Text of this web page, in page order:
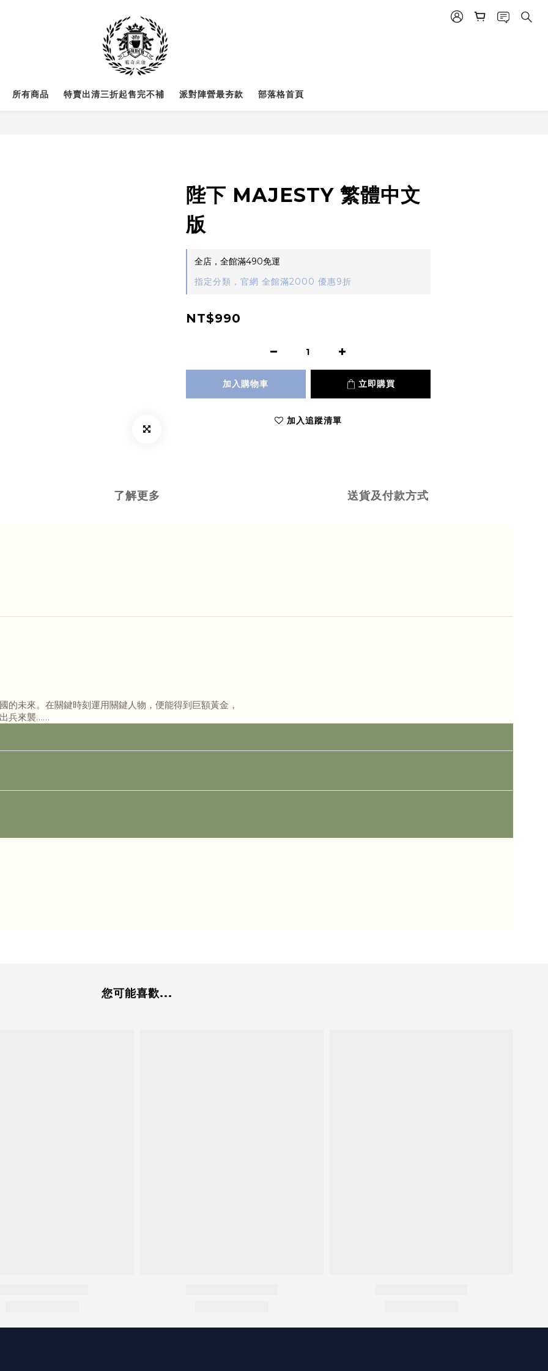
所有商品 特賣出清三折起售完不補 派對陣營最夯款 部落格首頁
陛下 MAJESTY 繁體中文
版
全店，全館滿490免運
指定分類，官網 全館滿2000 優惠9折
NT$990
加入購物車 立即購買
加入追蹤清單
了解更多 送貨及付款方式
未來。在關鍵時刻運用關鍵人物，便能得到巨額黃金，
兵來襲……
您可能喜歡...